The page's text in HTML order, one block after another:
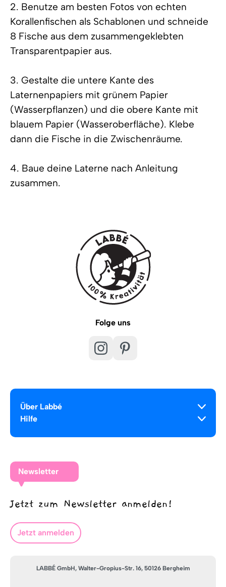
2. Benutze am besten Fotos von echten
Korallenfischen als Schablonen und schneide
8 Fische aus dem zusammengeklebten
Transparentpapier aus.
3. Gestalte die untere Kante des
Laternenpapiers mit grünem Papier
(Wasserpflanzen) und die obere Kante mit
blauem Papier (Wasseroberfläche). Klebe
dann die Fische in die Zwischenräume.
4. Baue deine Laterne nach Anleitung
zusammen.
Folge uns
Über Labbé
Hilfe
Newsletter
Jetzt zum Newsletter anmelden!
Jetzt anmelden
LABBÉ GmbH, Walter-Gropius-Str. 16, 50126 Bergheim